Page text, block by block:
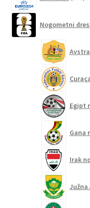
Nogometni
Egipt
Gana
Irak
Južna